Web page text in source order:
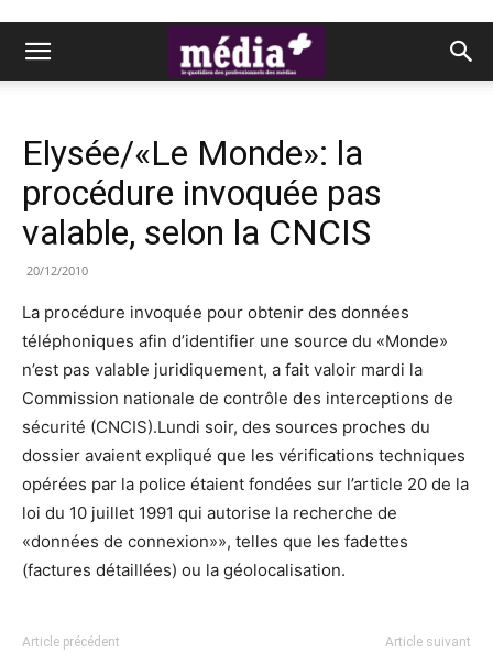
Elysée/«Le Monde»: la
procédure invoquée pas
valable, selon la CNCIS
20/12/2010
La procédure invoquée pour obtenir des données
téléphoniques afin d’identifier une source du «Monde»
n’est pas valable juridiquement, a fait valoir mardi la
Commission nationale de contrôle des interceptions de
sécurité (CNCIS).Lundi soir, des sources proches du
dossier avaient expliqué que les vérifications techniques
opérées par la police étaient fondées sur l’article 20 de la
loi du 10 juillet 1991 qui autorise la recherche de
«données de connexion»», telles que les fadettes
(factures détaillées) ou la géolocalisation.
Article précédent Article suivant